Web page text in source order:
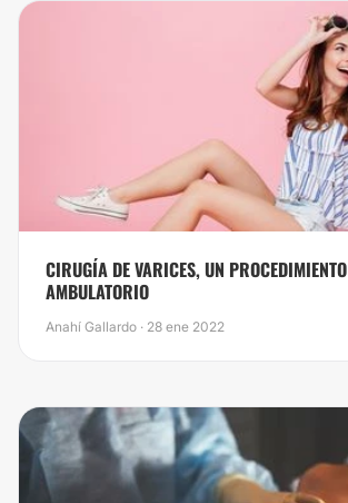
CIRUGÍA DE VARICES, UN PROCEDIMIENTO
AMBULATORIO
Anahí Gallardo · 28 ene 2022